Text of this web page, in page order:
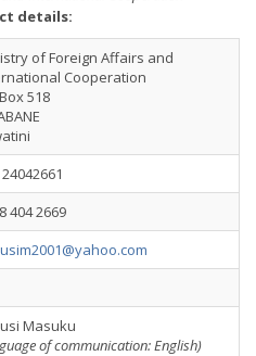
details:
of Foreign Affairs and
Cooperation
518
404 2669
Masuku
of communication: English)